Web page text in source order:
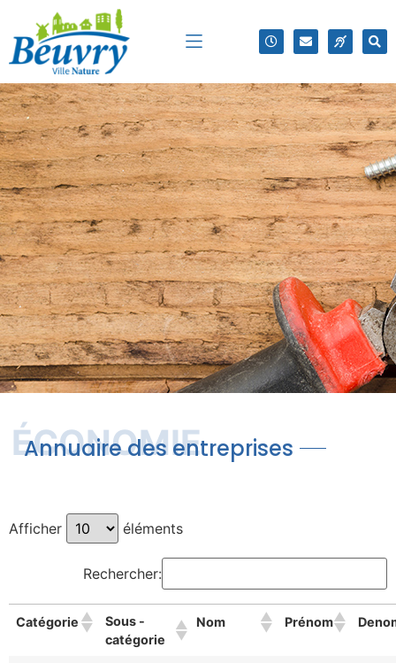
ÉCONOMIE
Annuaire des entreprises
Afficher éléments
Rechercher:
Catégorie
Sous -
catégorie
Nom Prénom